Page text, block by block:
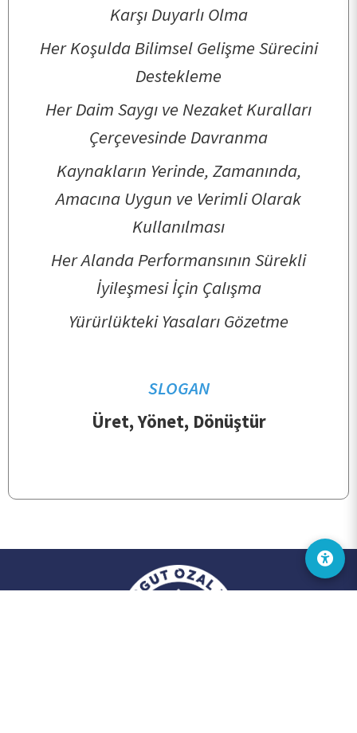
Karşı Duyarlı Olma
Her Koşulda Bilimsel Gelişme Sürecini
Destekleme
Her Daim Saygı ve Nezaket Kuralları
Çerçevesinde Davranma
Kaynakların Yerinde, Zamanında,
Amacına Uygun ve Verimli Olarak
Kullanılması
Her Alanda Performansının Sürekli
İyileşmesi İçin Çalışma
Yürürlükteki Yasaları Gözetme
SLOGAN
Üret, Yönet, Dönüştür